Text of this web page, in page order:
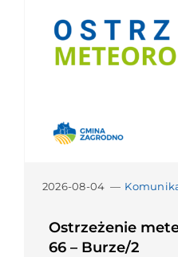
2026-08-04 —
Ostrzeżenie
66 – Burze/2